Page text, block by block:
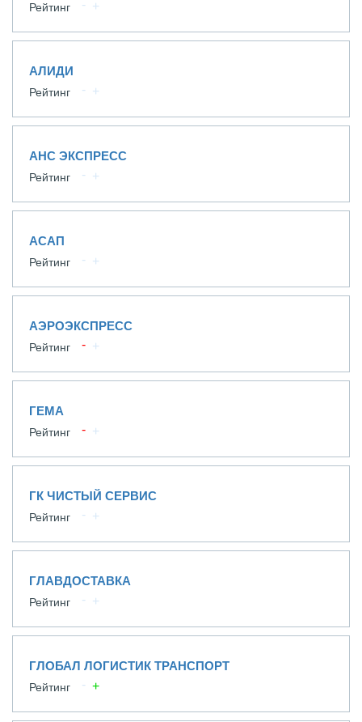
Рейтинг
АЛИДИ
Рейтинг
АНС ЭКСПРЕСС
Рейтинг
АСАП
Рейтинг
АЭРОЭКСПРЕСС
Рейтинг
ГЕМА
Рейтинг
ГК ЧИСТЫЙ СЕРВИС
Рейтинг
ГЛАВДОСТАВКА
Рейтинг
ГЛОБАЛ ЛОГИСТИК ТРАНСПОРТ
Рейтинг